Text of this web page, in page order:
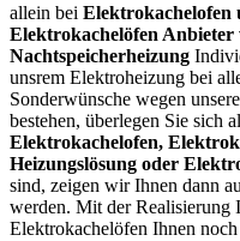
allein bei Elektrokachelofen
Elektrokachelöfen
Nachtspeicherheizung
unsrem Elektroheizung bei
Sonderwünsche wegen
bestehen, überlegen Sie sich
Elektrokachelofen,
Heizungslösung oder
sind, zeigen wir Ihnen dann
werden. Mit der Realisierung
Elektrokachelöfen Ihnen